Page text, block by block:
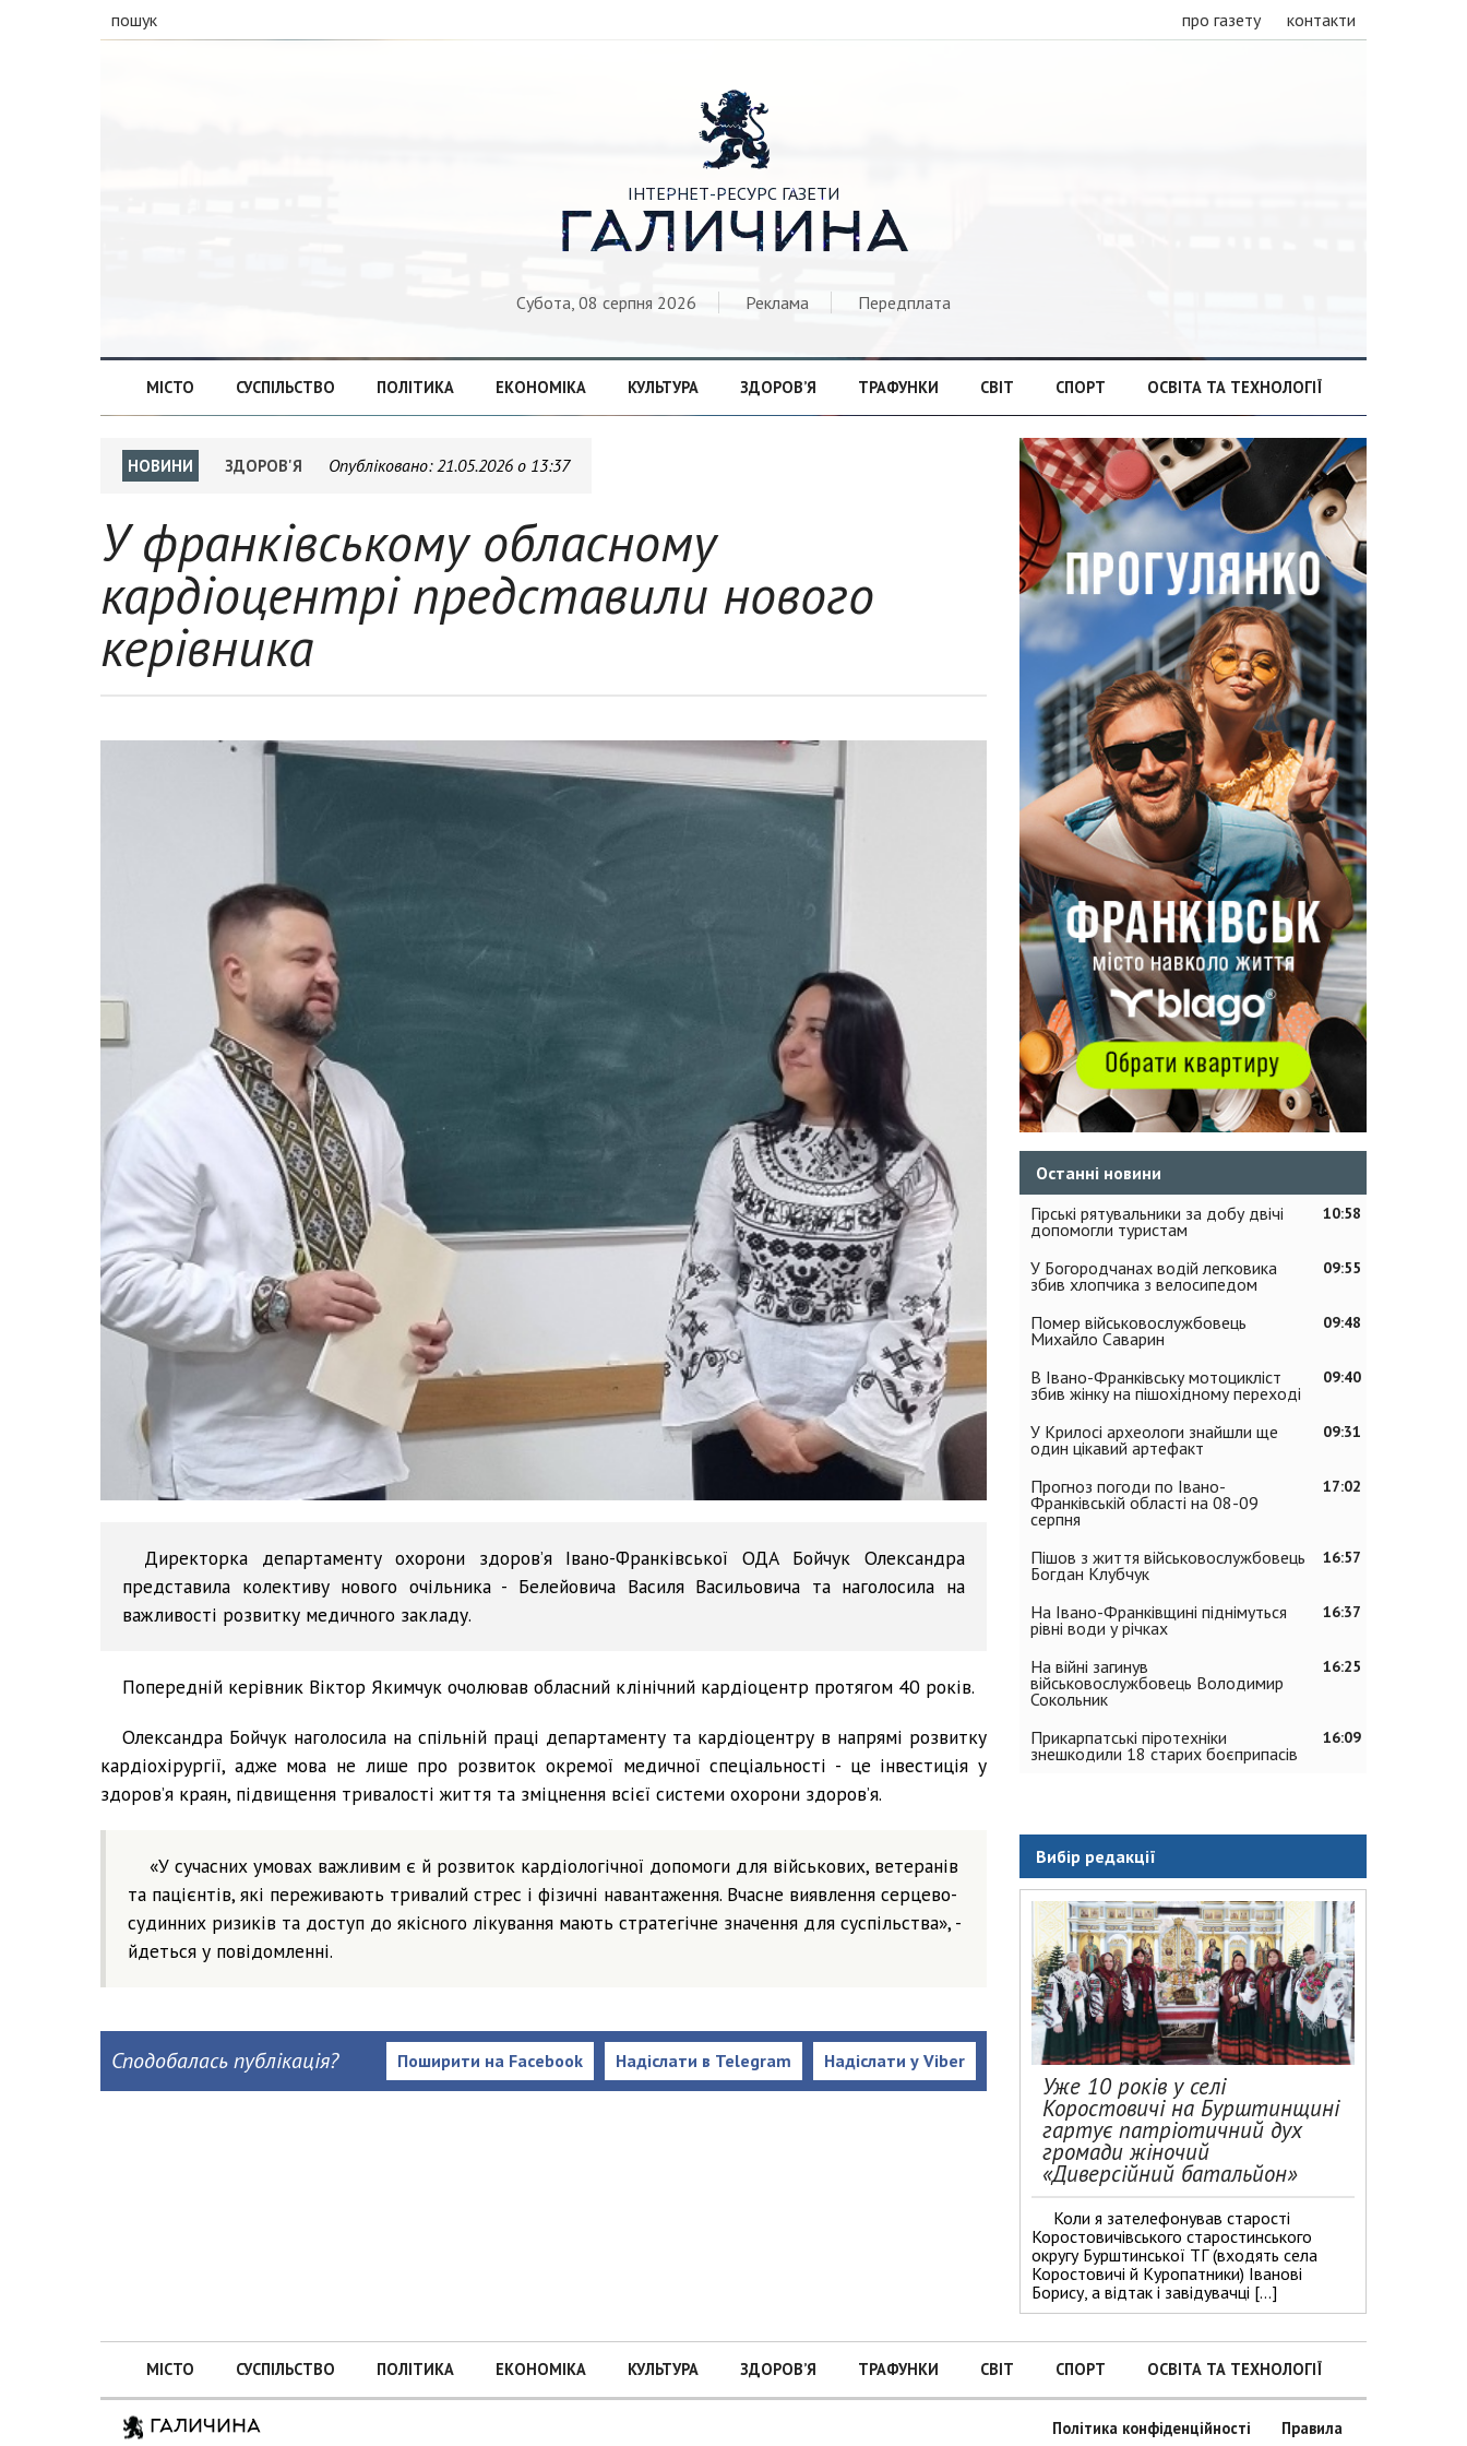
пошук про газету контакти

ІНТЕРНЕТ-РЕСУРС ГАЗЕТИ
ГАЛИЧИНА
Субота, 08 серпня 2026 Реклама Передплата
МІСТО СУСПІЛЬСТВО ПОЛІТИКА ЕКОНОМІКА КУЛЬТУРА ЗДОРОВ’Я ТРАФУНКИ СВІТ СПОРТ ОСВІТА ТА ТЕХНОЛОГІЇ
НОВИНИ ЗДОРОВ'Я Опубліковано:21.05.2026 о 13:37
У франківському обласному
кардіоцентрі представили нового
керівника
Директорка департаменту охорони здоров’я Івано-Франківської ОДА Бойчук Олександра
представила колективу нового очільника - Белейовича Василя Васильовича та наголосила на
важливості розвитку медичного закладу.
Попередній керівник Віктор Якимчук очолював обласний клінічний кардіоцентр протягом 40 років.
Олександра Бойчук наголосила на спільній праці департаменту та кардіоцентру в напрямі розвитку
кардіохірургії, адже мова не лише про розвиток окремої медичної спеціальності - це інвестиція у
здоров’я краян, підвищення тривалості життя та зміцнення всієї системи охорони здоров’я.
«У сучасних умовах важливим є й розвиток кардіологічної допомоги для військових, ветеранів
та пацієнтів, які переживають тривалий стрес і фізичні навантаження. Вчасне виявлення серцево-
судинних ризиків та доступ до якісного лікування мають стратегічне значення для суспільства», -
йдеться у повідомленні.
Сподобалась публікація? Надіслати у Viber
Надіслати в Telegram
Поширити на Facebook
Останні новини
10:58
Гірські рятувальники за добу двічі
допомогли туристам
09:55
У Богородчанах водій легковика
збив хлопчика з велосипедом
09:48
Помер військовослужбовець
Михайло Саварин
09:40
В Івано-Франківську мотоцикліст
збив жінку на пішохідному переході
09:31
У Крилосі археологи знайшли ще
один цікавий артефакт
17:02
Прогноз погоди по Івано-
Франківській області на 08-09
серпня
16:57
Пішов з життя військовослужбовець
Богдан Клубчук
16:37
На Івано-Франківщині піднімуться
рівні води у річках
16:25
На війні загинув
військовослужбовець Володимир
Сокольник
16:09
Прикарпатські піротехніки
знешкодили 18 старих боєприпасів
Вибір редакції
Уже 10 років у селі
Коростовичі на Бурштинщині
гартує патріотичний дух
громади жіночий
«Диверсійний батальйон»
Коли я зателефонував старості
Коростовичівського старостинського
округу Бурштинської ТГ (входять села
Коростовичі й Куропатники) Іванові
Борису, а відтак і завідувачці […]
МІСТО СУСПІЛЬСТВО ПОЛІТИКА ЕКОНОМІКА КУЛЬТУРА ЗДОРОВ’Я ТРАФУНКИ СВІТ СПОРТ ОСВІТА ТА ТЕХНОЛОГІЇ
ГАЛИЧИНА Політика конфіденційності Правила